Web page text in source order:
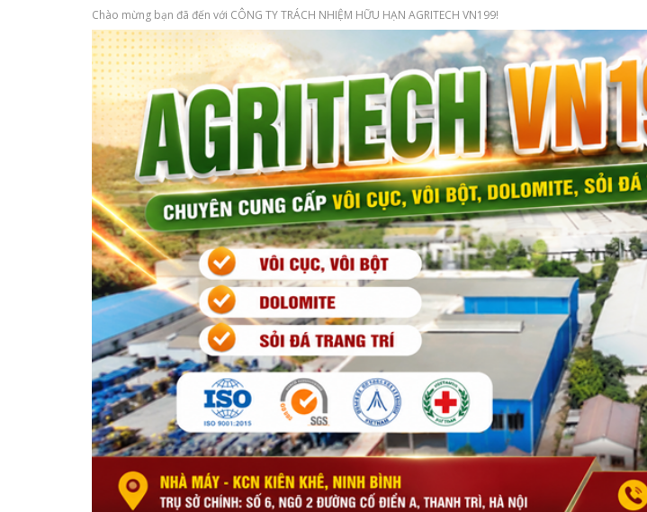
Chào mừng bạn đã đến với CÔNG TY TRÁCH NHIỆM HỮU HẠN AGRITECH VN199!